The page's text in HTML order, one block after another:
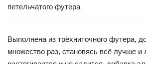
петельчатого футера
Выполнена из трёхниточного футера,
множество раз, становясь всё лучше и